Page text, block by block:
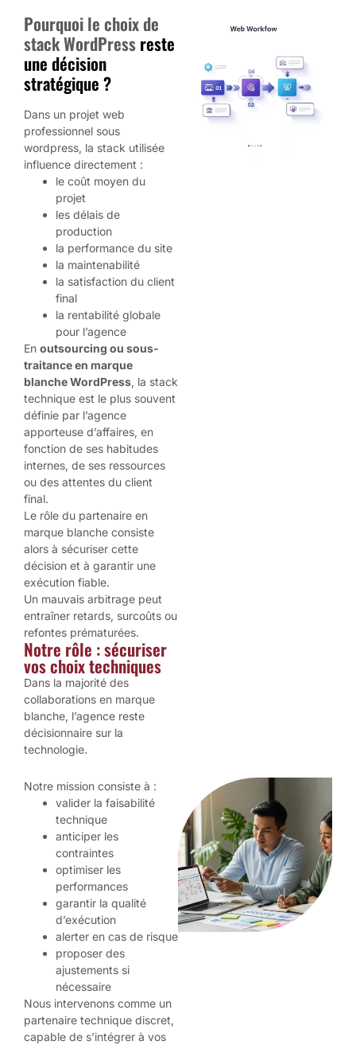
Pourquoi le choix de
stack WordPressreste
une décision
stratégique ?
Dans un projet web
professionnel sous
wordpress, la stack utilisée
influence directement :
le coût moyen du
projet
les délais de
production
la performance du site
la maintenabilité
la satisfaction du client
final
la rentabilité globale
pour l’agence
En outsourcing ou sous-
traitance en marque
blanche WordPress, la stack
technique est le plus souvent
définie par l’agence
apporteuse d’affaires, en
fonction de ses habitudes
internes, de ses ressources
ou des attentes du client
final.
Le rôle du partenaire en
marque blanche consiste
alors à sécuriser cette
décision et à garantir une
exécution fiable.
Un mauvais arbitrage peut
entraîner retards, surcoûts ou
refontes prématurées.
Notre rôle : sécuriser
vos choix techniques
Dans la majorité des
collaborations en marque
blanche, l’agence reste
décisionnaire sur la
technologie.
Notre mission consiste à :
valider la faisabilité
technique
anticiper les
contraintes
optimiser les
performances
garantir la qualité
d’exécution
alerter en cas de risque
proposer des
ajustements si
nécessaire
Nous intervenons comme un
partenaire technique discret,
capable de s’intégrer à vos